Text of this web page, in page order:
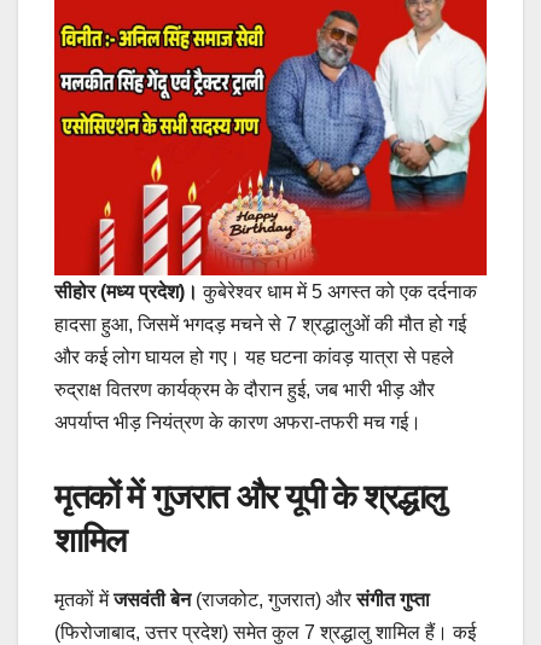
सीहोर (मध्य प्रदेश)। कुबेरेश्वर धाम में 5 अगस्त को एक दर्दनाक
हादसा हुआ, जिसमें भगदड़ मचने से 7 श्रद्धालुओं की मौत हो गई
और कई लोग घायल हो गए। यह घटना कांवड़ यात्रा से पहले
रुद्राक्ष वितरण कार्यक्रम के दौरान हुई, जब भारी भीड़ और
अपर्याप्त भीड़ नियंत्रण के कारण अफरा-तफरी मच गई।
मृतकों में गुजरात और यूपी के श्रद्धालु
शामिल
मृतकों मेंजसवंती बेन(राजकोट, गुजरात) औरसंगीत गुप्ता
(फिरोजाबाद, उत्तर प्रदेश) समेत कुल 7 श्रद्धालु शामिल हैं। कई